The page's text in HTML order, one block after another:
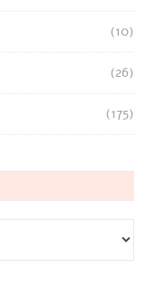
(10)
(26)
(175)